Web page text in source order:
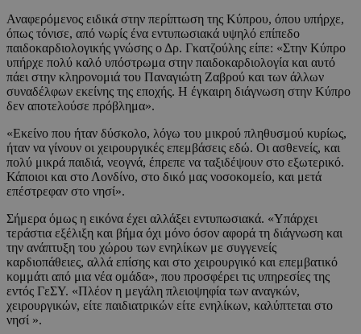
Αναφερόμενος ειδικά στην περίπτωση της Κύπρου, όπου υπήρχε,
όπως τόνισε, από νωρίς ένα εντυπωσιακά υψηλό επίπεδο
παιδοκαρδιολογικής γνώσης ο Δρ. Γκατζούλης είπε: «Στην Κύπρο
υπήρχε πολύ καλό υπόστρωμα στην παιδοκαρδιολογία και αυτό
πάει στην κληρονομιά του Παναγιώτη Ζαβρού και των άλλων
συναδέλφων εκείνης της εποχής. Η έγκαιρη διάγνωση στην Κύπρο
δεν αποτελούσε πρόβλημα».
«Εκείνο που ήταν δύσκολο, λόγω του μικρού πληθυσμού κυρίως,
ήταν να γίνουν οι χειρουργικές επεμβάσεις εδώ. Οι ασθενείς, και
πολύ μικρά παιδιά, νεογνά, έπρεπε να ταξιδέψουν στο εξωτερικό.
Κάποιοι και στο Λονδίνο, στο δικό μας νοσοκομείο, και μετά
επέστρεφαν στο νησί».
Σήμερα όμως η εικόνα έχει αλλάξει εντυπωσιακά. «Υπάρχει
τεράστια εξέλιξη και βήμα όχι μόνο όσον αφορά τη διάγνωση και
την ανάπτυξη του χώρου των ενηλίκων με συγγενείς
καρδιοπάθειες, αλλά επίσης και στο χειρουργικό και επεμβατικό
κομμάτι από μια νέα ομάδα», που προσφέρει τις υπηρεσίες της
εντός ΓεΣΥ. «Πλέον η μεγάλη πλειοψηφία των αναγκών,
χειρουργικών, είτε παιδιατρικών είτε ενηλίκων, καλύπτεται στο
νησί ».